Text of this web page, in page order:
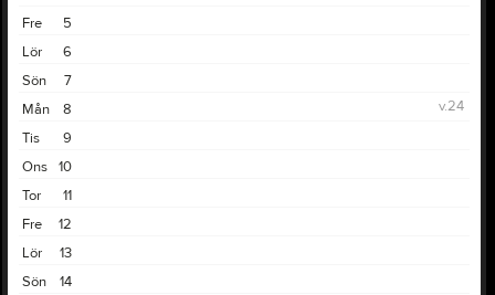
5
Fre
6
Lör
7
Sön
8
Mån
v.24
9
Tis
10
Ons
11
Tor
12
Fre
13
Lör
14
Sön